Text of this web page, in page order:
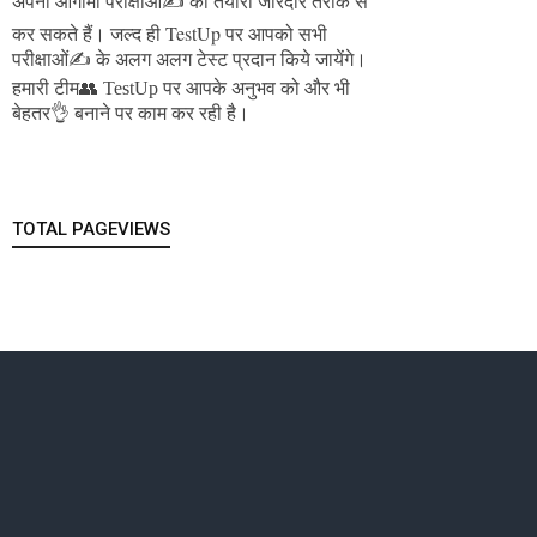
कर सकते हैं।जल्द ही TestUp पर आपको सभी
परीक्षाओं✍️ के अलग अलग टेस्ट प्रदान किये जायेंगे।
हमारी टीम👥 TestUp पर आपके अनुभव को और भी
बेहतर👌 बनाने पर काम कर रही है।
TOTAL PAGEVIEWS